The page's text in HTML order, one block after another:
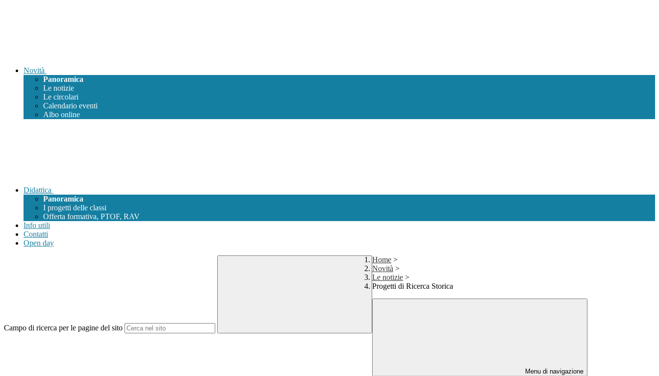
Novità
Panoramica
Le notizie
Le circolari
Calendario eventi
Albo online
Didattica
Panoramica
I progetti delle classi
Offerta formativa, PTOF, RAV
Info utili
Contatti
Open day
Campo di ricerca per le pagine del sito
Home >
Novità >
Le notizie >
Progetti di Ricerca Storica
Menu di navigazione